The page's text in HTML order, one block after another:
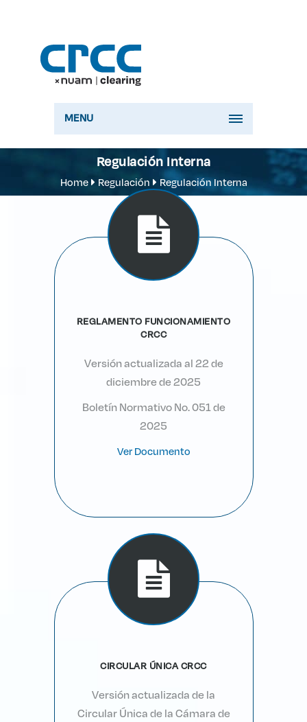
MENU
Regulación Interna
Home Regulación Regulación Interna
REGLAMENTO FUNCIONAMIENTO
CRCC
Versión actualizada al 22 de
diciembre de 2025
Boletín Normativo No. 051 de
2025
Ver Documento
CIRCULAR ÚNICA CRCC
Versión actualizada de la
Circular Única de la Cámara de